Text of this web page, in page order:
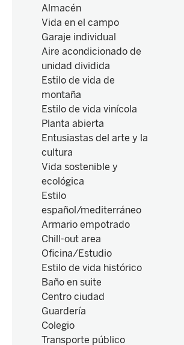
Almacén
Vida en el campo
Garaje individual
Aire acondicionado de
unidad dividida
Estilo de vida de
montaña
Estilo de vida vinícola
Planta abierta
Entusiastas del arte y la
cultura
Vida sostenible y
ecológica
Estilo
español/mediterráneo
Armario empotrado
Chill-out area
Oficina/Estudio
Estilo de vida histórico
Baño en suite
Centro ciudad
Guardería
Colegio
Transporte público